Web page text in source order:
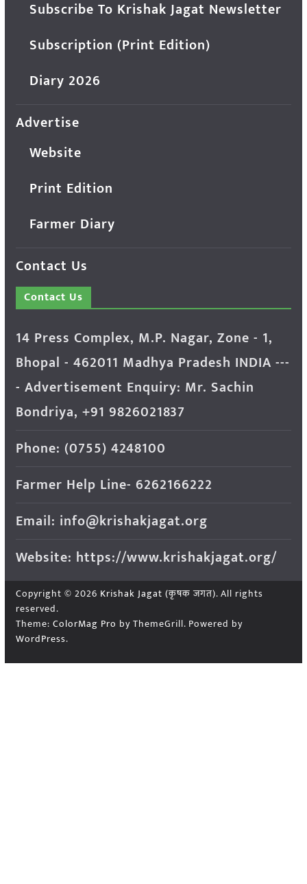
Subscribe To Krishak Jagat Newsletter
Subscription (Print Edition)
Diary 2026
Advertise
Website
Print Edition
Farmer Diary
Contact Us
Contact Us
14 Press Complex, M.P. Nagar, Zone - 1,
Bhopal - 462011 Madhya Pradesh INDIA ---
- Advertisement Enquiry: Mr. Sachin
Bondriya, +91 9826021837
Phone: (0755) 4248100
Farmer Help Line- 6262166222
Email: info@krishakjagat.org
Website: https://www.krishakjagat.org/
Copyright © 2026 Krishak Jagat (कृषक जगत). All rights
reserved.
Theme: ColorMag Pro by ThemeGrill. Powered by
WordPress.